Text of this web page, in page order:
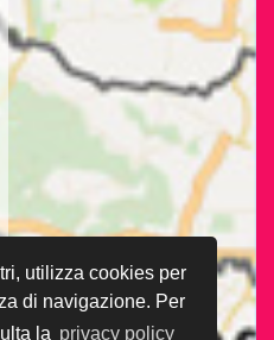
utilizza cookies per
di navigazione. Per
la privacy policy